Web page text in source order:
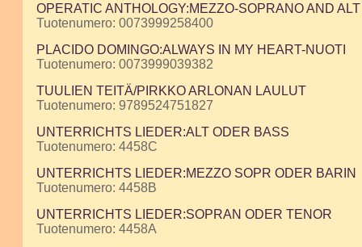
OPERATIC ANTHOLOGY:MEZZO-SOPRANO AND ALT
Tuotenumero: 0073999258400
PLACIDO DOMINGO:ALWAYS IN MY HEART-NUOTI
Tuotenumero: 0073999039382
TUULIEN TEITÄ/PIRKKO ARLONAN LAULUT
Tuotenumero: 9789524751827
UNTERRICHTS LIEDER:ALT ODER BASS
Tuotenumero: 4458C
UNTERRICHTS LIEDER:MEZZO SOPR ODER BARIN
Tuotenumero: 4458B
UNTERRICHTS LIEDER:SOPRAN ODER TENOR
Tuotenumero: 4458A